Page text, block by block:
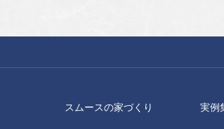
スムースの家づくり 実例